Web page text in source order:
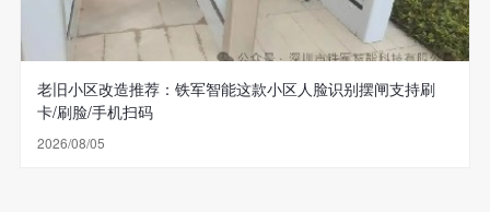
老旧小区改造推荐：铁军智能这款小区人脸识别摆闸支持刷
卡/刷脸/手机扫码
2026/08/05